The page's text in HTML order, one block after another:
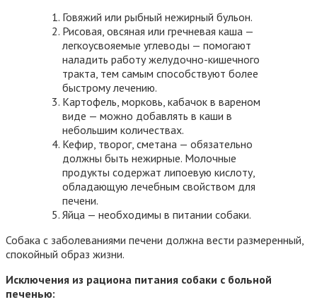
Говяжий или рыбный нежирный бульон.
Рисовая, овсяная или гречневая каша —
легкоусвояемые углеводы — помогают
наладить работу желудочно-кишечного
тракта, тем самым способствуют более
быстрому лечению.
Картофель, морковь, кабачок в вареном
виде — можно добавлять в каши в
небольшим количествах.
Кефир, творог, сметана — обязательно
должны быть нежирные. Молочные
продукты содержат липоевую кислоту,
обладающую лечебным свойством для
печени.
Яйца — необходимы в питании собаки.
Собака с заболеваниями печени должна вести размеренный,
спокойный образ жизни.
Исключения из рациона питания собаки с больной
печенью: